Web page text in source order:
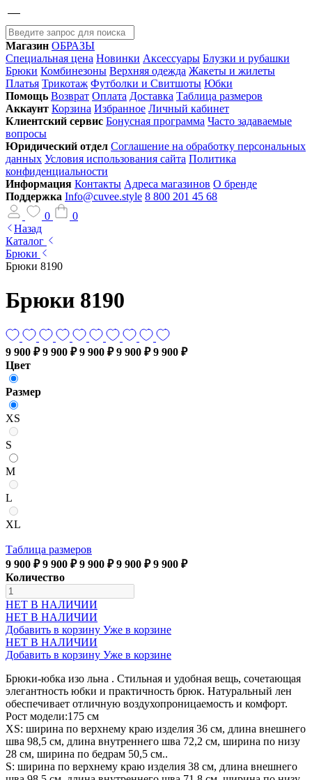
Магазин ОБРАЗЫ
Специальная цена Новинки Аксессуары Блузки и рубашки
Брюки Комбинезоны Верхняя одежда Жакеты и жилеты
Платья Трикотаж Футболки и Свитшоты Юбки
Помощь Возврат Оплата Доставка Таблица размеров
Аккаунт Корзина Избранное Личный кабинет
Клиентский сервис Бонусная программа Часто задаваемые
вопросы
Юридический отдел Соглашение на обработку персональных
данных Условия использования сайта Политика
конфиденциальности
Информация Контакты Адреса магазинов О бренде
Поддержка Info@cuvee.style 8 800 201 45 68
0
0
Назад
Каталог
Брюки
Брюки 8190
Брюки 8190
9 900 ₽ 9 900 ₽ 9 900 ₽ 9 900 ₽ 9 900 ₽
Цвет
Размер
XS
S
M
L
XL
Таблица размеров
9 900 ₽ 9 900 ₽ 9 900 ₽ 9 900 ₽ 9 900 ₽
Количество
НЕТ В НАЛИЧИИ
НЕТ В НАЛИЧИИ
Добавить в корзину Уже в корзине
НЕТ В НАЛИЧИИ
Добавить в корзину Уже в корзине
Брюки-юбка изо льна . Стильная и удобная вещь, сочетающая
элегантность юбки и практичность брюк. Натуральный лен
обеспечивает отличную воздухопроницаемость и комфорт.
Рост модели:175 см
XS: ширина по верхнему краю изделия 36 см, длина внешнего
шва 98,5 см, длина внутреннего шва 72,2 см, ширина по низу
28 см, ширина по бедрам 50,5 см..
S: ширина по верхнему краю изделия 38 см, длина внешнего